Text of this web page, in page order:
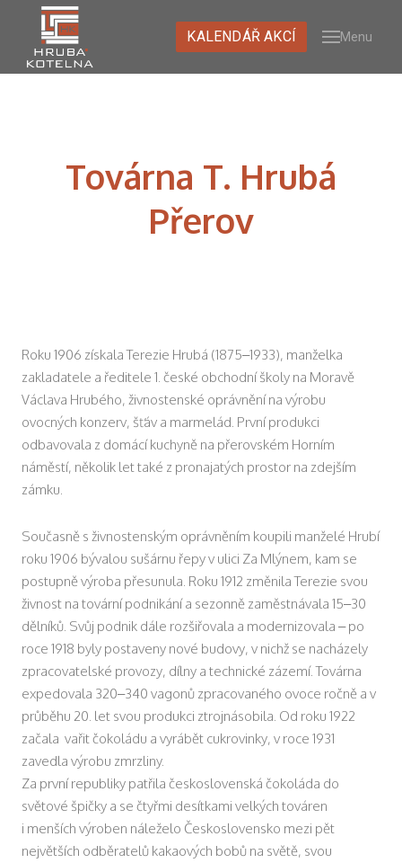
Menu
KALENDÁŘ AKCÍ
O
Továrna T. Hrubá
Přerov
Roku 1906 získala Terezie Hrubá (1875–1933), manželka
zakladatele a ředitele 1. české obchodní školy na Moravě
Václava Hrubého, živnostenské oprávnění na výrobu
ovocných konzerv, šťáv a marmelád. První produkci
odbavovala z domácí kuchyně na přerovském Horním
náměstí, několik let také z pronajatých prostor na zdejším
zámku.
Současně s živnostenským oprávněním koupili manželé Hrubí
roku 1906 bývalou sušárnu řepy v ulici Za Mlýnem, kam se
postupně výroba přesunula. Roku 1912 změnila Terezie svou
živnost na tovární podnikání a sezonně zaměstnávala 15–30
dělníků. Svůj podnik dále rozšiřovala a modernizovala – po
roce 1918 byly postaveny nové budovy, v nichž se nacházely
zpracovatelské provozy, dílny a technické zázemí. Továrna
expedovala 320–340 vagonů zpracovaného ovoce ročně a v
průběhu 20. let svou produkci ztrojnásobila. Od roku 1922
začala vařit čokoládu a vyrábět cukrovinky, v roce 1931
zavedla výrobu zmrzliny.
Za první republiky patřila československá čokoláda do
světové špičky a se čtyřmi desítkami velkých továren
i menších výroben náleželo Československo mezi pět
největších odběratelů kakaových bobů na světě, svou